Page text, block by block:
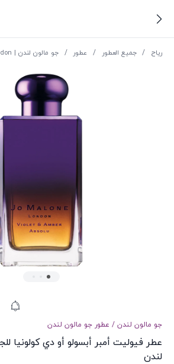
ریاح / جميع العطور / عطور / جو مالون لندن | Jo Malone London
جو مالون لندن / عطور جو مالون لندن
عطر فيوليت أمبر أبسولو أو دي كولونيا
لندن